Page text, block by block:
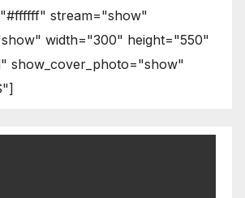
stream="show"
width="300" height="550"
show_cover_photo="show"